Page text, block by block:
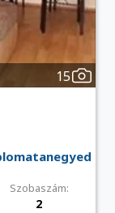
15
Szobaszám:
2